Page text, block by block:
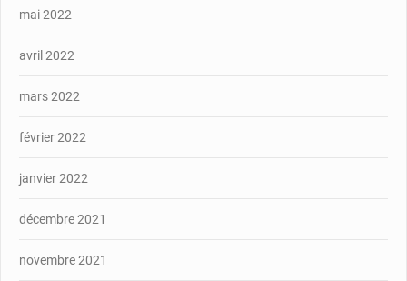
mai 2022
avril 2022
mars 2022
février 2022
janvier 2022
décembre 2021
novembre 2021